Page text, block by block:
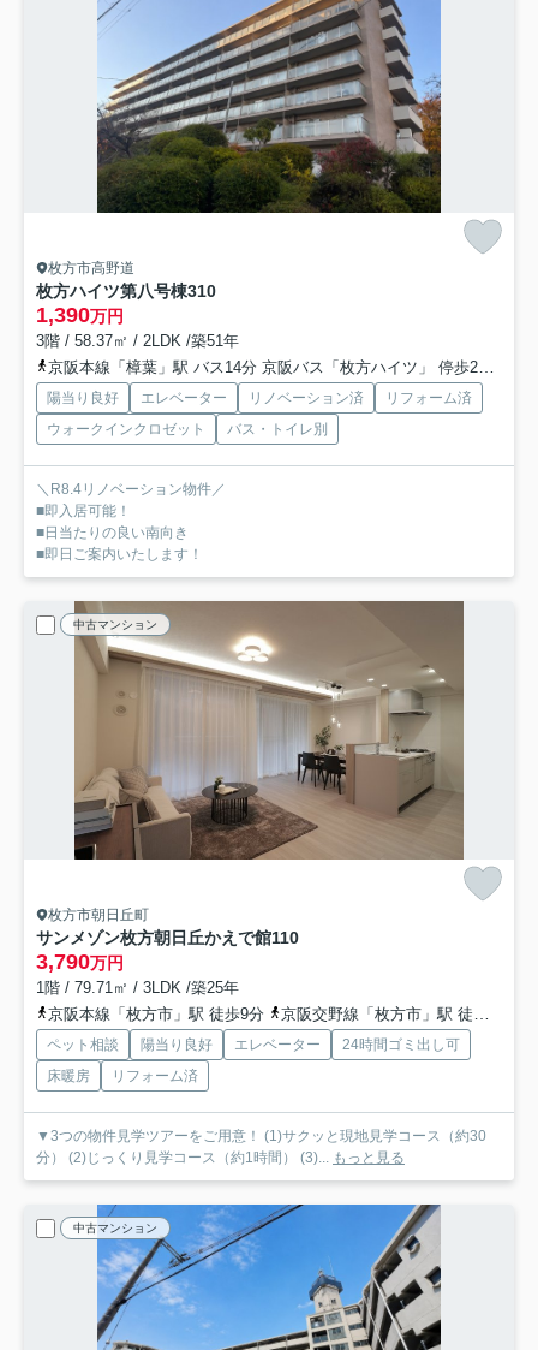
枚方市高野道
枚方ハイツ第八号棟310
1,390万円
3階 / 58.37㎡ / 2LDK /築51年
京阪本線「樟葉」駅 バス14分 京阪バス「枚方ハイツ」 停歩2分
陽当り良好 エレベーター リノベーション済
リフォーム済
ウォークインクロゼット
バス・トイレ別
＼R8.4リノベーション物件／
■即入居可能！
■日当たりの良い南向き
■即日ご案内いたします！
中古マンション
枚方市朝日丘町
サンメゾン枚方朝日丘かえで館110
3,790万円
1階 / 79.71㎡ / 3LDK /築25年
京阪本線「枚方市」駅 徒歩9分
京阪交野線「枚方市」駅 徒歩9分
ペット相談 陽当り良好 エレベーター
24時間ゴミ出し可
床暖房
リフォーム済
▼3つの物件見学ツアーをご用意！ (1)サクッと現地見学コース（約30
分） (2)じっくり見学コース（約1時間） (3)... もっと見る
中古マンション